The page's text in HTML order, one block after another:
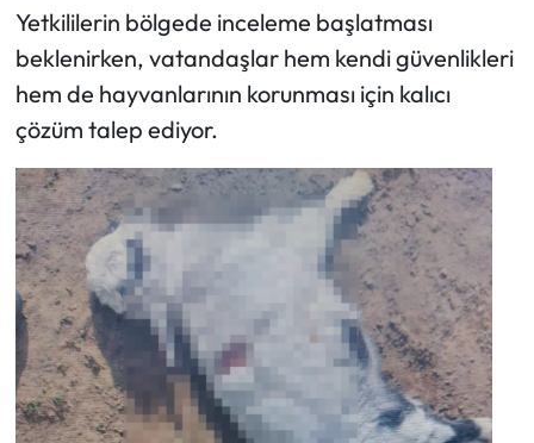
Yetkililerin bölgede inceleme başlatması
beklenirken, vatandaşlar hem kendi güvenlikleri
hem de hayvanlarının korunması için kalıcı
çözüm talep ediyor.